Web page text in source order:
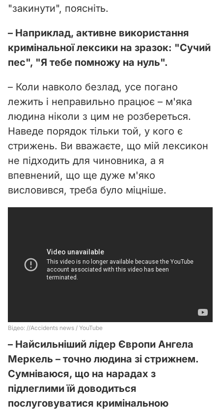
"закинути", поясніть.
– Наприклад, активне використання
кримінальної лексики на зразок: "Сучий
пес", "Я тебе помножу на нуль".
– Коли навколо безлад, усе погано
лежить і неправильно працює – м'яка
людина ніколи з цим не розбереться.
Наведе порядок тільки той, у кого є
стрижень. Ви вважаєте, що мій лексикон
не підходить для чиновника, а я
впевнений, що ще дуже м'яко
висловився, треба було міцніше.
– Найсильніший лідер Європи Ангела
Меркель – точно людина зі стрижнем.
Сумніваюся, що на нарадах з
підлеглими їй доводиться
послуговуватися кримінальною